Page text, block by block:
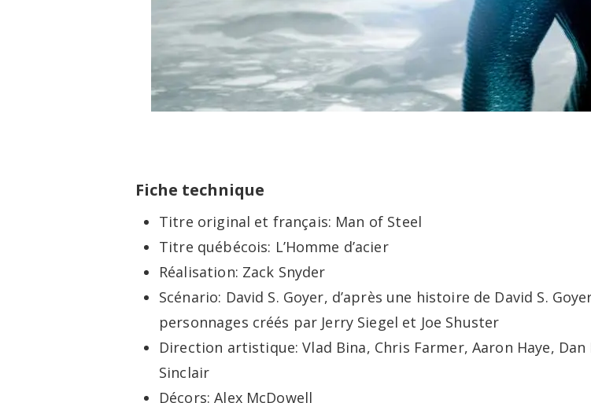
Fiche technique
Titre original et français: Man of Steel
Titre québécois: L’Homme d’acier
Réalisation: Zack Snyder
Scénario: David S. Goyer, d’après une histoire de David S.
personnages créés par Jerry Siegel et Joe Shuster
Direction artistique: Vlad Bina, Chris Farmer, Aaron Haye, Dan
Sinclair
Décors: Alex McDowell